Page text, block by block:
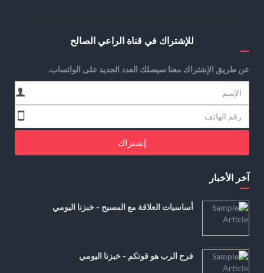
للإشتراك في قناة الراعي الصالح
عن طريق الإشتراك معنا سيصلك العدد الجديد على الواتساب.
إشتراك
آخر الأخبار
أساسيات العلاقة مع المسيح - خبزنا اليومي
فرح الرب هو قوتكم - خبزنا اليومي